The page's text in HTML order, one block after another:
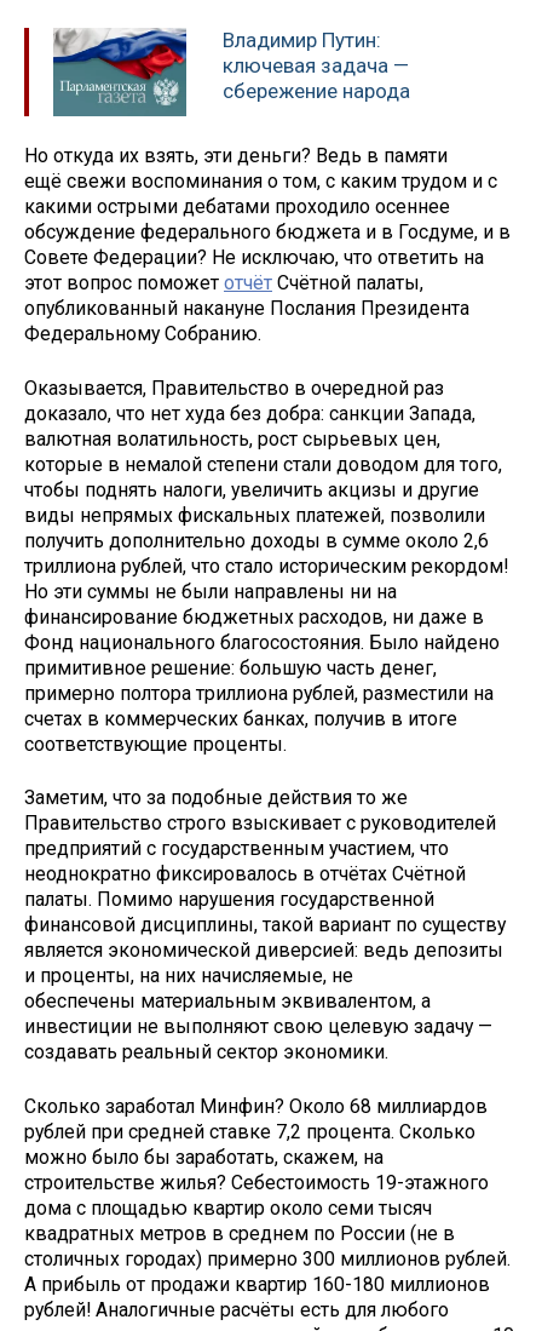
Владимир Путин:
ключевая задача —
сбережение народа
Но откуда их взять, эти деньги? Ведь в памяти
ещё свежи воспоминания о том, с каким трудом и с
какими острыми дебатами проходило осеннее
обсуждение федерального бюджета и в Госдуме, и в
Совете Федерации? Не исключаю, что ответить на
этот вопрос поможет отчёт Счётной палаты,
опубликованный накануне Послания Президента
Федеральному Собранию.
Оказывается, Правительство в очередной раз
доказало, что нет худа без добра: санкции Запада,
валютная волатильность, рост сырьевых цен,
которые в немалой степени стали доводом для того,
чтобы поднять налоги, увеличить акцизы и другие
виды непрямых фискальных платежей, позволили
получить дополнительно доходы в сумме около 2,6
триллиона рублей, что стало историческим рекордом!
Но эти суммы не были направлены ни на
финансирование бюджетных расходов, ни даже в
Фонд национального благосостояния. Было найдено
примитивное решение: большую часть денег,
примерно полтора триллиона рублей, разместили на
счетах в коммерческих банках, получив в итоге
соответствующие проценты.
Заметим, что за подобные действия то же
Правительство строго взыскивает с руководителей
предприятий с государственным участием, что
неоднократно фиксировалось в отчётах Счётной
палаты. Помимо нарушения государственной
финансовой дисциплины, такой вариант по существу
является экономической диверсией: ведь депозиты
и проценты, на них начисляемые, не
обеспечены материальным эквивалентом, а
инвестиции не выполняют свою целевую задачу —
создавать реальный сектор экономики.
Сколько заработал Минфин? Около 68 миллиардов
рублей при средней ставке 7,2 процента. Сколько
можно было бы заработать, скажем, на
строительстве жилья? Себестоимость 19-этажного
дома с площадью квартир около семи тысяч
квадратных метров в среднем по России (не в
столичных городах) примерно 300 миллионов рублей.
А прибыль от продажи квартир 160-180 миллионов
рублей! Аналогичные расчёты есть для любого